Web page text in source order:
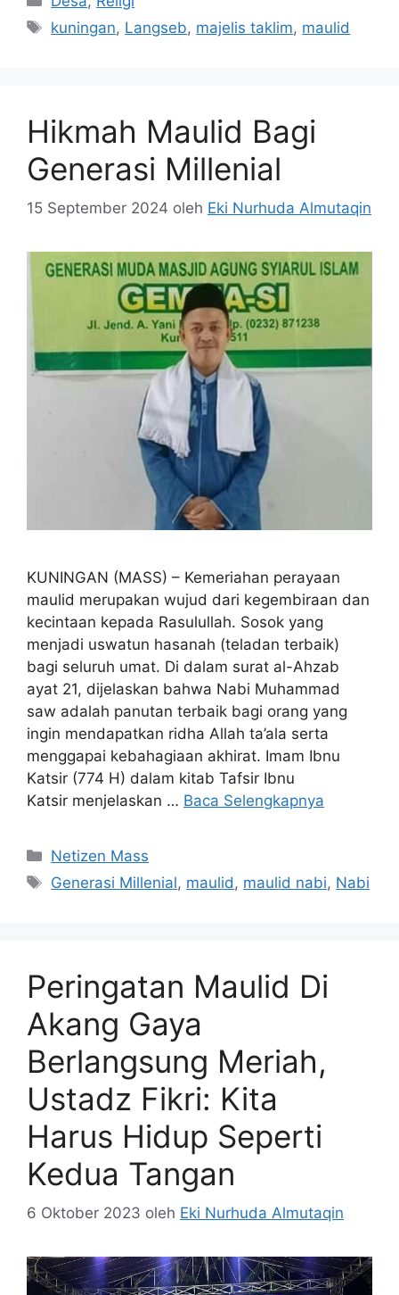
Tag
kuningan, Langseb, majelis taklim, maulid
Hikmah Maulid Bagi
Generasi Millenial
15 September 2024 oleh Eki Nurhuda Almutaqin
KUNINGAN (MASS) – Kemeriahan perayaan
maulid merupakan wujud dari kegembiraan dan
kecintaan kepada Rasulullah. Sosok yang
menjadi uswatun hasanah (teladan terbaik)
bagi seluruh umat. Di dalam surat al-Ahzab
ayat 21, dijelaskan bahwa Nabi Muhammad
saw adalah panutan terbaik bagi orang yang
ingin mendapatkan ridha Allah ta’ala serta
menggapai kebahagiaan akhirat. Imam Ibnu
Katsir (774 H) dalam kitab Tafsir Ibnu
Katsir menjelaskan … Baca Selengkapnya
Kategori
Netizen Mass
Tag
Generasi Millenial, maulid , maulid nabi, Nabi
Peringatan Maulid Di
Akang Gaya
Berlangsung Meriah,
Ustadz Fikri: Kita
Harus Hidup Seperti
Kedua Tangan
6 Oktober 2023 oleh Eki Nurhuda Almutaqin